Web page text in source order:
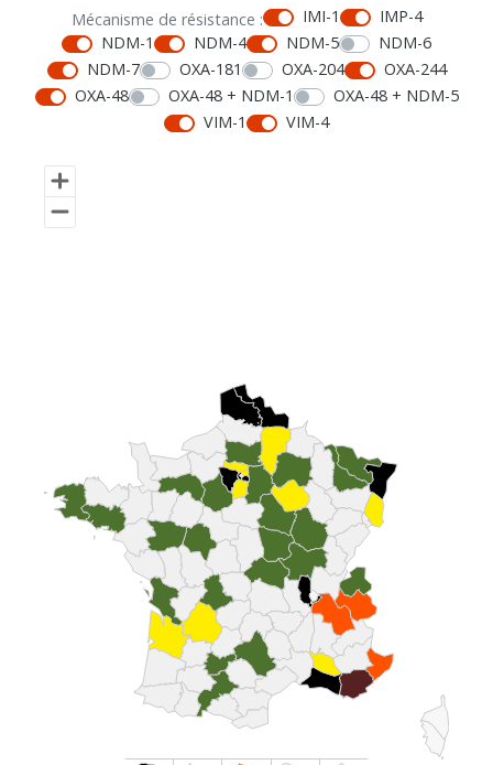
Mécanisme de résistance : IMI-1
IMP-4
NDM-1
NDM-4 NDM-5
NDM-6
NDM-7
OXA-181 OXA-204
OXA-244
OXA-48
OXA-48 + NDM-1
OXA-48 + NDM-5
VIM-1
VIM-4